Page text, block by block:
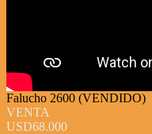
Falucho 2600 (VENDIDO)
VENTA
USD68.000